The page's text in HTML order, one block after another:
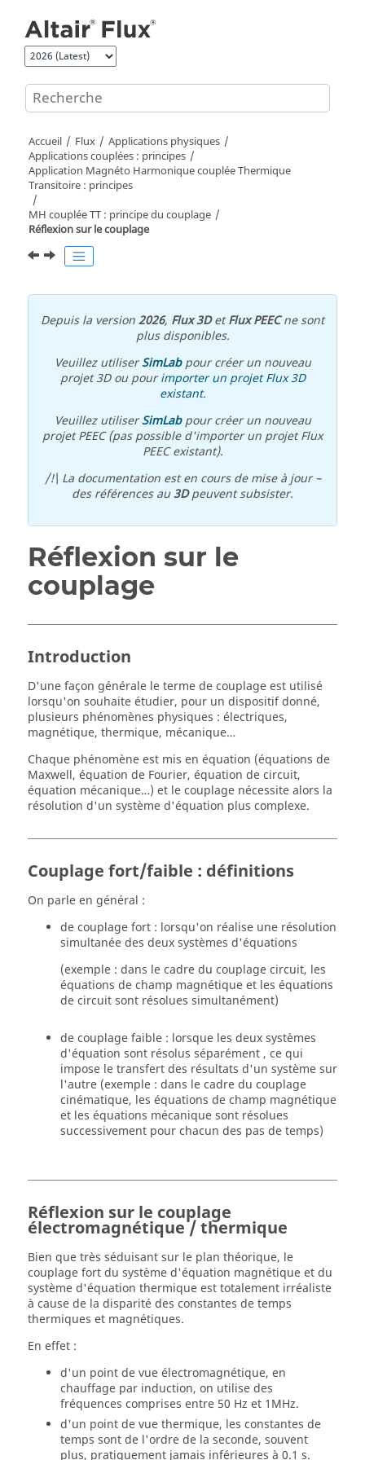
Accueil Flux
Applications physiques
Applications couplées : principes
Application Magnéto Harmonique couplée Thermique
Transitoire : principes
MH couplée TT : principe du couplage
Réflexion sur le couplage
Depuis la version2026, Flux 3DetFlux PEECne sont
plus disponibles.
Veuillez utiliserSimLabpour créer un nouveau
projet 3D ou pourimporter un projet Flux 3D
existant.
Veuillez utiliserSimLabpour créer un nouveau
projet PEEC (pas possible d'importer un projet Flux
PEEC existant).
/!\ La documentation est en cours de mise à jour –
des références au3Dpeuvent subsister.
Réflexion sur le
couplage
Introduction
D'une façon générale le terme de couplage est utilisé
lorsqu'on souhaite étudier, pour un dispositif donné,
plusieurs phénomènes physiques : électriques,
magnétique, thermique, mécanique…
Chaque phénomène est mis en équation (équations de
Maxwell, équation de Fourier, équation de circuit,
équation mécanique…) et le couplage nécessite alors la
résolution d'un système d'équation plus complexe.
Couplage fort/faible : définitions
On parle en général :
de couplage fort : lorsqu'on réalise une résolution
simultanée des deux systèmes d'équations
(exemple : dans le cadre du couplage circuit, les
équations de champ magnétique et les équations
de circuit sont résolues simultanément)
de couplage faible : lorsque les deux systèmes
d'équation sont résolus séparément , ce qui
impose le transfert des résultats d'un système sur
l'autre (exemple : dans le cadre du couplage
cinématique, les équations de champ magnétique
et les équations mécanique sont résolues
successivement pour chacun des pas de temps)
Réflexion sur le couplage
électromagnétique / thermique
Bien que très séduisant sur le plan théorique, le
couplage fort du système d'équation magnétique et du
système d'équation thermique est totalement irréaliste
à cause de la disparité des constantes de temps
thermiques et magnétiques.
En effet :
d'un point de vue électromagnétique, en
chauffage par induction, on utilise des
fréquences comprises entre 50 Hz et 1MHz.
d'un point de vue thermique, les constantes de
temps sont de l'ordre de la seconde, souvent
plus, pratiquement jamais inférieures à 0.1 s.